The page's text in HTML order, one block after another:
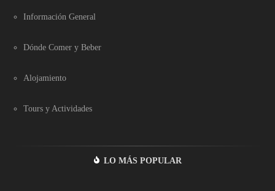
Información General
Dónde Comer y Beber
Alojamiento
Tours y Actividades
LO MÁS POPULAR